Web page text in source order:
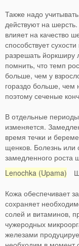
Также надо
действуют на
влияет на качество
способствует
разрешать йоркширу
помнить, что темп
больше, чем у
гораздо больше, чем
поэтому сеченые
В отдельные
изменяется.
время течки и
щенков. Болезнь или
замедленного роста
Lenochka (Upama)
Кожа обеспечивает
сохраняет
солей и витаминов,
чужеродных
железами